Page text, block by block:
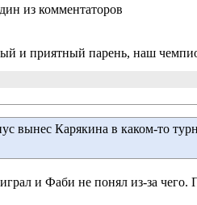
из комментаторов
и приятный парень, наш
вынес Карякина в каком-то
и Фаби не понял из-за